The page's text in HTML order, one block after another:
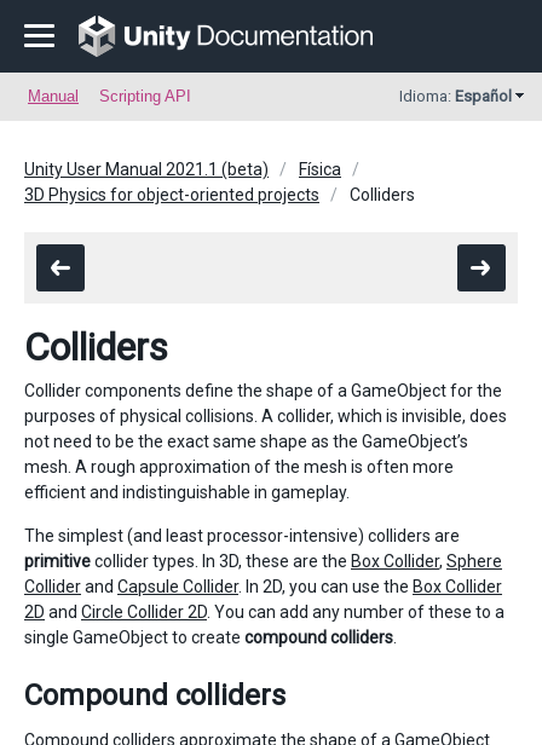
Manual Scripting API Idioma: Español
Unity User Manual 2021.1 (beta)
Física
3D Physics for object-oriented projects
Colliders
Colliders
Collider components define the shape of a GameObject for the
purposes of physical collisions. A collider, which is invisible, does
not need to be the exact same shape as the GameObject’s
mesh. A rough approximation of the mesh is often more
efficient and indistinguishable in gameplay.
The simplest (and least processor-intensive) colliders are
primitivecollider types. In 3D, these are the Box Collider, Sphere
Colliderand Capsule Collider. In 2D, you can use the Box Collider
2D and Circle Collider 2D . You can add any number of these to a
single GameObject to create compound colliders
Compound colliders
Compound colliders approximate the shape of a GameObject